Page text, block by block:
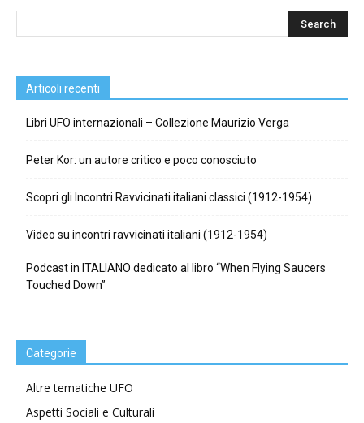
Articoli recenti
Libri UFO internazionali – Collezione Maurizio Verga
Peter Kor: un autore critico e poco conosciuto
Scopri gli Incontri Ravvicinati italiani classici (1912-1954)
Video su incontri ravvicinati italiani (1912-1954)
Podcast in ITALIANO dedicato al libro “When Flying Saucers
Touched Down”
Categorie
Altre tematiche UFO
Aspetti Sociali e Culturali